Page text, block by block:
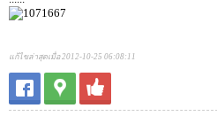
แก้ไขล่าสุดเมื่อ 2012-10-25 06:08:11